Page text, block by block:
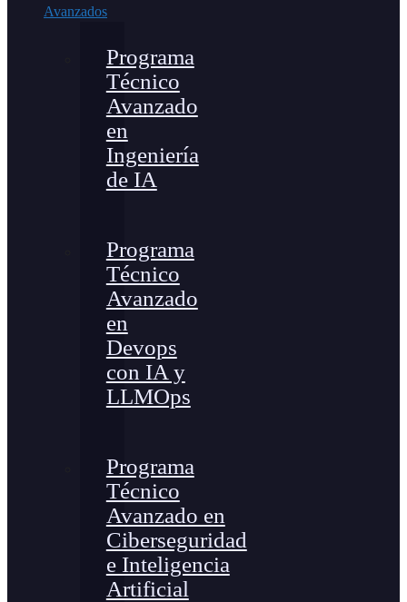
Avanzados
Programa
Técnico
Avanzado
en
Ingeniería
de IA
Programa
Técnico
Avanzado
en
Devops
con IA y
LLMOps
Programa
Técnico
Avanzado en
Ciberseguridad
e Inteligencia
Artificial